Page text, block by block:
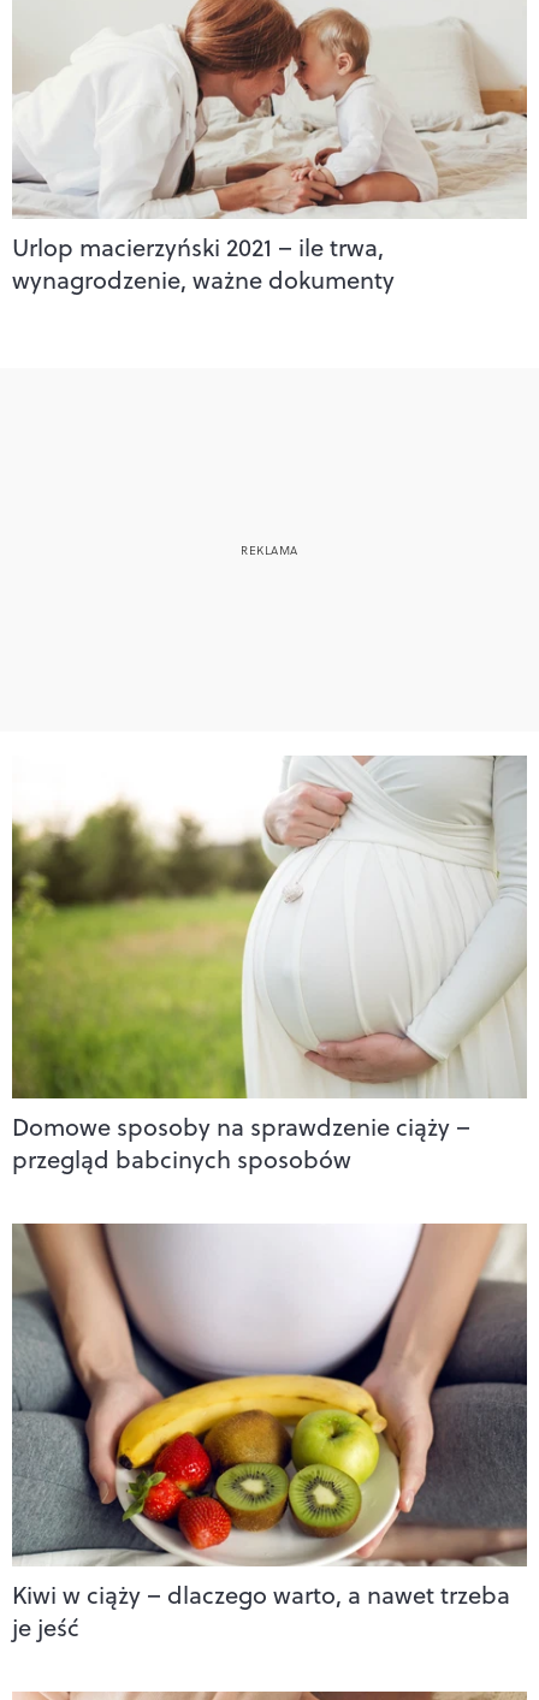
Urlop macierzyński 2021 – ile trwa,
wynagrodzenie, ważne dokumenty
Domowe sposoby na sprawdzenie ciąży –
przegląd babcinych sposobów
Kiwi w ciąży – dlaczego warto, a nawet trzeba
je jeść